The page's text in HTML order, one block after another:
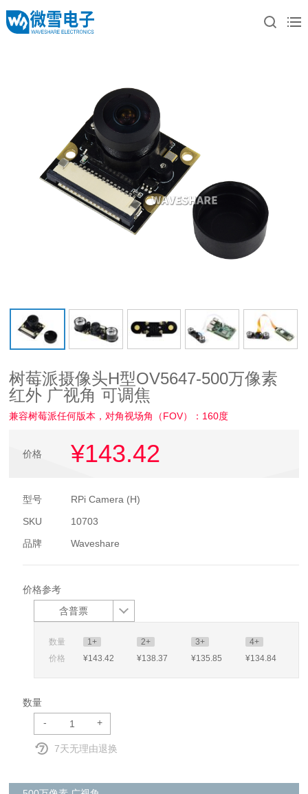
树莓派摄像头H型OV5647-500万像素
红外 广视角 可调焦
兼容树莓派任何版本，对角视场角（FOV）：160度
价格 ¥143.42
型号
RPi Camera (H)
SKU
10703
品牌
Waveshare
价格参考
含普票
数量 1+ 2+ 3+
4+
价格
¥143.42 ¥138.37 ¥135.85 ¥134.84
数量
-
+
7天无理由退换